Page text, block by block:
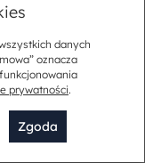
danych
oznacza
prywatności.
Zgoda